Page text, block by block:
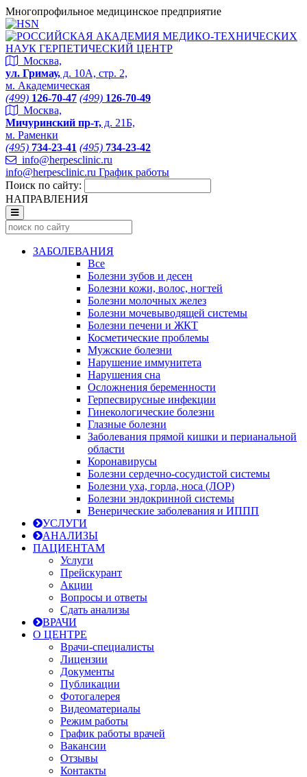
Многопрофильное медицинское предприятие
Москва,
ул. Гримау, д. 10А, стр. 2,
м. Академическая
(499) 126-70-47 (499) 126-70-49
Москва,
Мичуринский пр-т, д. 21Б,
м. Раменки
(495) 734-23-41 (495) 734-23-42
info@herpesclinic.ru
info@herpesclinic.ru График работы
Поиск по сайту:
НАПРАВЛЕНИЯ
ЗАБОЛЕВАНИЯ
Все
Болезни зубов и десен
Болезни кожи, волос, ногтей
Болезни молочных желез
Болезни мочевыводящей системы
Болезни печени и ЖКТ
Косметические проблемы
Мужские болезни
Нарушение иммунитета
Нарушения сна
Осложнения беременности
Герпесвирусные инфекции
Гинекологические болезни
Глазные болезни
Заболевания прямой кишки и перианальной
области
Коронавирусы
Болезни сердечно-сосудистой системы
Болезни уха, горла, носа (ЛОР)
Болезни эндокринной системы
Венерические заболевания и ИППП
УСЛУГИ
АНАЛИЗЫ
ПАЦИЕНТАМ
Услуги
Прейскурант
Акции
Вопросы и ответы
Сдать анализы
ВРАЧИ
О ЦЕНТРЕ
Врачи-специалисты
Лицензии
Документы
Публикации
Фотогалерея
Видеоматериалы
Режим работы
График работы врачей
Вакансии
Отзывы
Контакты